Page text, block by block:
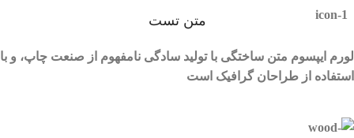
متن تست
لورم ایپسوم متن ساختگی با تولید سادگی نامفهوم از صنعت چاپ، و با
استفاده از طراحان گرافیک است